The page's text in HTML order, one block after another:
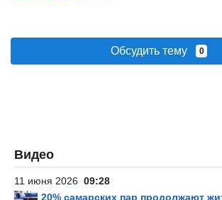
Обсудить тему 0
Видео
11 июня 2026 09:28
20% самарских пар продолжают